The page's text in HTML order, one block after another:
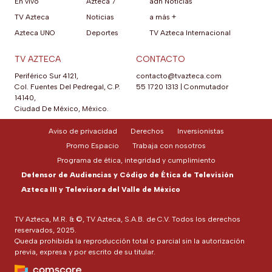
TV Azteca
Azteca UNO
Noticias
Deportes
a más +
TV Azteca Internacional
TV AZTECA
Periférico Sur 4121,
Col. Fuentes Del Pedregal, C.P.
14140,
Ciudad De México, México.
CONTACTO
contacto@tvazteca.com
55 1720 1313
Conmutador
TV Azteca, M.R. & ©, TV Azteca, S.A.B. de C.V. Todos los derechos
reservados, 2025.
Queda prohibida la reproducción total o parcial sin la autorización
previa, expresa y por escrito de su titular.
Aviso de privacidad Derechos
Inversionistas
Promo Espacio
Trabaja con nosotros
Programa de ética, integridad y cumplimiento
Defensor de Audiencias y Código de Ética de Televisión
Azteca III y Televisora del Valle de México